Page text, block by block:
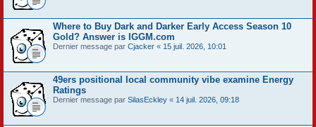
Where to Buy Dark and Darker Early Access Season 10
Gold? Answer is IGGM.com
Dernier message par Cjacker « 15 juil. 2026, 10:01
49ers positional local community vibe examine Energy
Ratings
Dernier message par SilasEckley « 14 juil. 2026, 09:18